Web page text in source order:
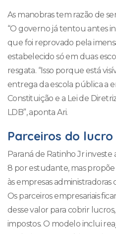
As manobras tem razão de
“O governo já tentou antes
que foi reprovado pela
estabelecido só em duas
resgata. “Isso porque está
entrega da escola pública a
Constituição e a Lei de
LDB”, aponta Ari.
Parceiros do lucro
Paraná de Ratinho Jr
8 por estudante, mas
às empresas administradoras
Os parceiros empresariais
desse valor para cobrir
impostos. O modelo inclui